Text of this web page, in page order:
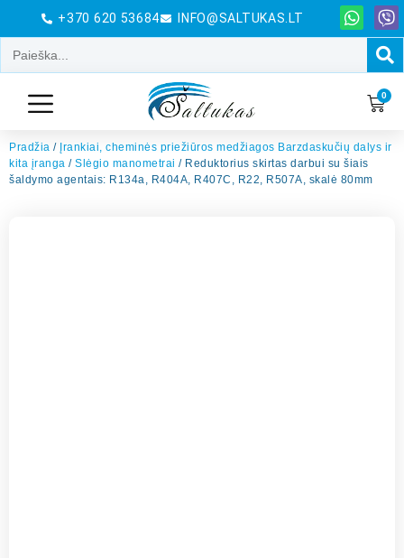
+370 620 53684 INFO@SALTUKAS.LT
0
Pradžia / Įrankiai, cheminės priežiūros medžiagos Barzdaskučių dalys ir
kita įranga / Slėgio manometrai / Reduktorius skirtas darbui su šiais
šaldymo agentais: R134a, R404A, R407C, R22, R507A, skalė 80mm